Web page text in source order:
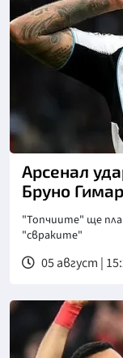
Снимка: goggle
Арсенал
Бруно
"Топчиите" ще
"свраките"
05 август |